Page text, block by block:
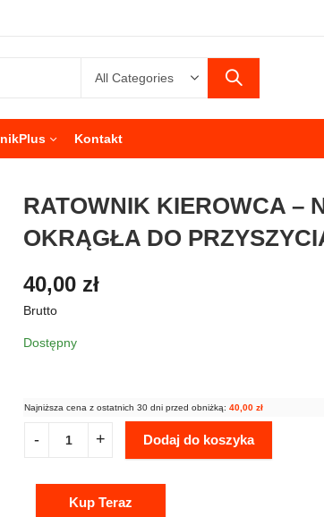
Kontakt
RATOWNIK KIEROWCA –
OKRĄGŁA DO
40,00 zł
Brutto
Dostępny
Najniższa cena z ostatnich 30 dni przed obniżką: 40,00 zł
Dodaj do koszyka
Kup Teraz